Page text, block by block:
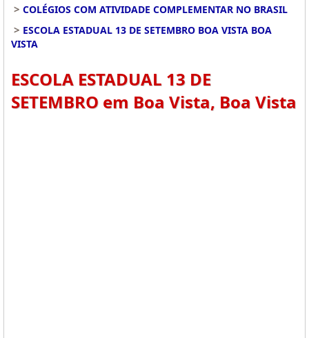
> COLÉGIOS COM ATIVIDADE COMPLEMENTAR NO BRASIL
> ESCOLA ESTADUAL 13 DE SETEMBRO BOA VISTA BOA
VISTA
ESCOLA ESTADUAL 13 DE
SETEMBRO em Boa Vista, Boa Vista